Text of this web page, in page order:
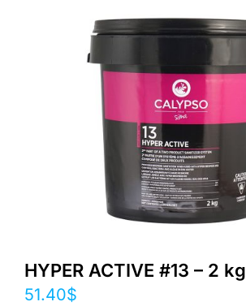
HYPER ACTIVE #13 – 2 kg
51.40$